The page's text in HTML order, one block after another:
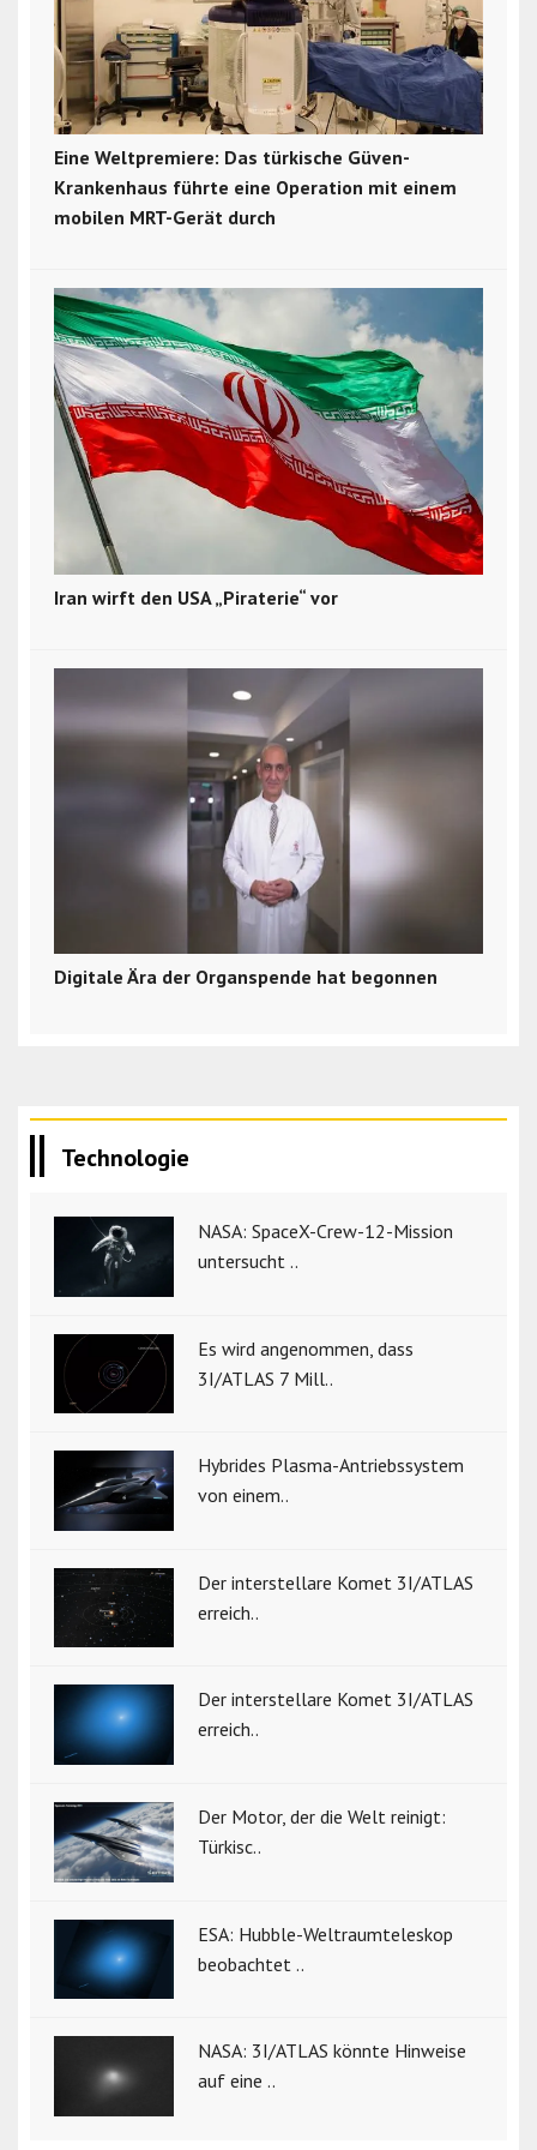
Eine Weltpremiere: Das türkische Güven-
Krankenhaus führte eine Operation mit einem
mobilen MRT-Gerät durch
Iran wirft den USA „Piraterie“ vor
Digitale Ära der Organspende hat begonnen
Technologie
NASA: SpaceX-Crew-12-Mission
untersucht ..
Es wird angenommen, dass
3I/ATLAS 7 Mill..
Hybrides Plasma-Antriebssystem
von einem..
Der interstellare Komet 3I/ATLAS
erreich..
Der interstellare Komet 3I/ATLAS
erreich..
Der Motor, der die Welt reinigt:
Türkisc..
ESA: Hubble-Weltraumteleskop
beobachtet ..
NASA: 3I/ATLAS könnte Hinweise
auf eine ..